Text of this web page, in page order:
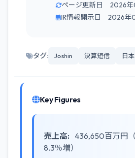
ページ更新日 2026年
IR情報開示日 2026年
タグ: Joshin 決算短信 日
Key Figures
売上高: 436,650百万円
8.3％増）